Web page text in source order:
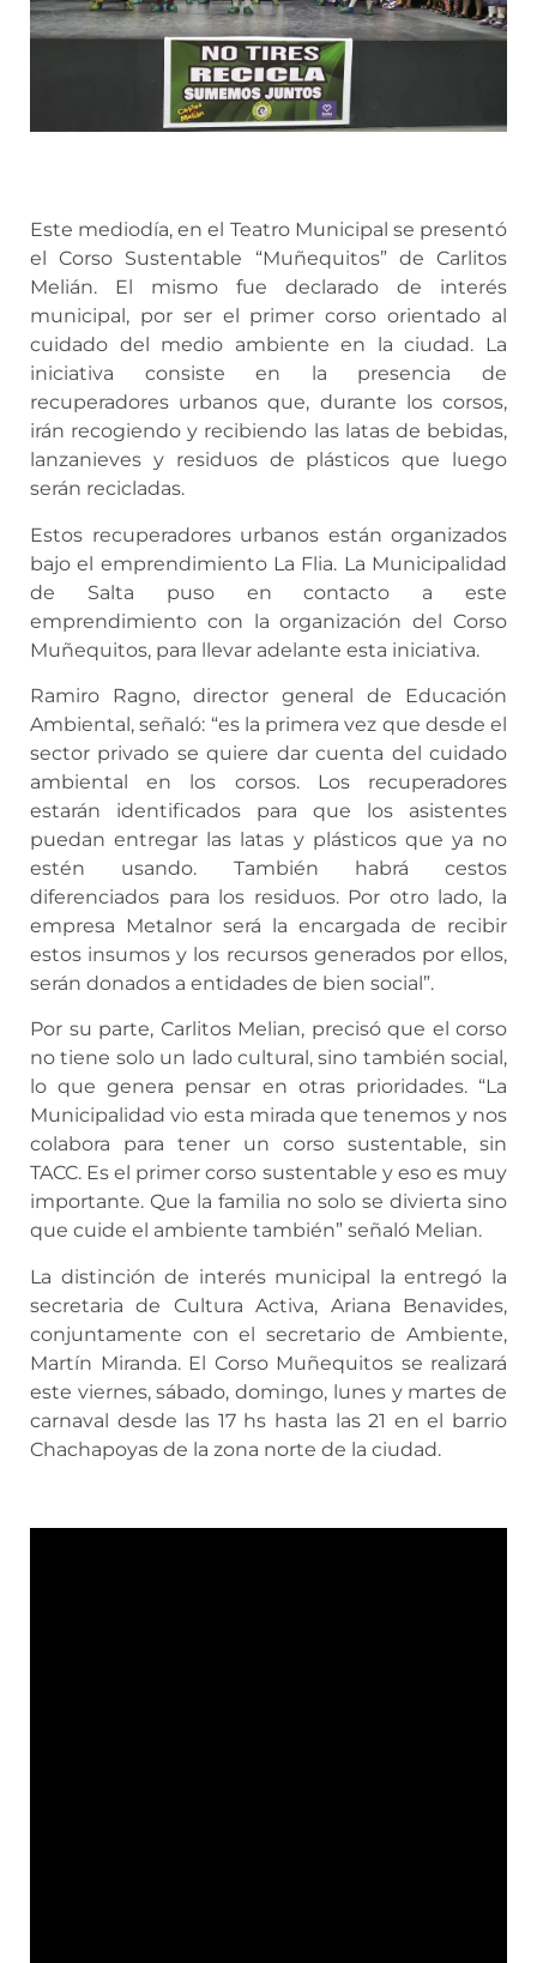
Este mediodía, en el Teatro Municipal se presentó
el Corso Sustentable “Muñequitos” de Carlitos
Melián. El mismo fue declarado de interés
municipal, por ser el primer corso orientado al
cuidado del medio ambiente en la ciudad. La
iniciativa consiste en la presencia de
recuperadores urbanos que, durante los corsos,
irán recogiendo y recibiendo las latas de bebidas,
lanzanieves y residuos de plásticos que luego
serán recicladas.
Estos recuperadores urbanos están organizados
bajo el emprendimiento La Flia. La Municipalidad
de Salta puso en contacto a este
emprendimiento con la organización del Corso
Muñequitos, para llevar adelante esta iniciativa.
Ramiro Ragno, director general de Educación
Ambiental, señaló: “es la primera vez que desde el
sector privado se quiere dar cuenta del cuidado
ambiental en los corsos. Los recuperadores
estarán identificados para que los asistentes
puedan entregar las latas y plásticos que ya no
estén usando. También habrá cestos
diferenciados para los residuos. Por otro lado, la
empresa Metalnor será la encargada de recibir
estos insumos y los recursos generados por ellos,
serán donados a entidades de bien social”.
Por su parte, Carlitos Melian, precisó que el corso
no tiene solo un lado cultural, sino también social,
lo que genera pensar en otras prioridades. “La
Municipalidad vio esta mirada que tenemos y nos
colabora para tener un corso sustentable, sin
TACC. Es el primer corso sustentable y eso es muy
importante. Que la familia no solo se divierta sino
que cuide el ambiente también” señaló Melian.
La distinción de interés municipal la entregó la
secretaria de Cultura Activa, Ariana Benavides,
conjuntamente con el secretario de Ambiente,
Martín Miranda. El Corso Muñequitos se realizará
este viernes, sábado, domingo, lunes y martes de
carnaval desde las 17 hs hasta las 21 en el barrio
Chachapoyas de la zona norte de la ciudad.